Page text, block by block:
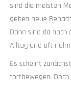
sind die meisten
gehen neue
Dann sind da
Alltag und oft
Es scheint
fortbewegen.